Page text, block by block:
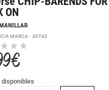
ON
MARCA:30742
€
disponibles